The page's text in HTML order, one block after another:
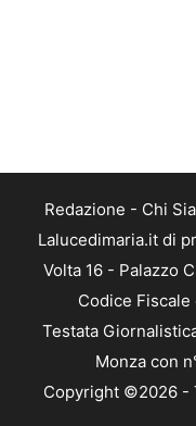
Redazione - Chi
Lalucedimaria.it di
Volta 16 - Palazzo
Codice Fiscale
Testata
Monza con
Copyright ©2026 -